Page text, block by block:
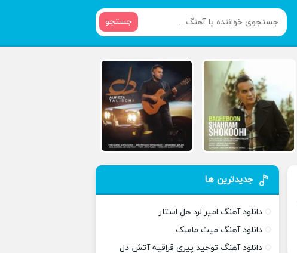
جستجو
جدیدترین ها
دانلود آهنگ امیر لرد هل استار
دانلود آهنگ میث ماسک
دانلود آهنگ توحید پیری قراقیه آتش دل